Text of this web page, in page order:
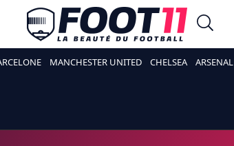
MANCHESTER UNITED CHELSEA ARSENAL